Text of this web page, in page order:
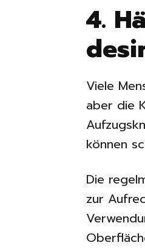
4.
Viele
aber die
können
Die
zur